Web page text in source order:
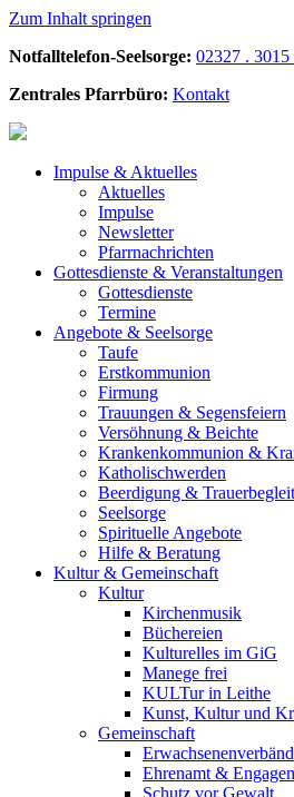
Zum Inhalt springen
Notfalltelefon-Seelsorge: 02327 . 3015
Zentrales Pfarrbüro: Kontakt
Impulse & Aktuelles
Aktuelles
Impulse
Newsletter
Pfarrnachrichten
Gottesdienste & Veranstaltungen
Gottesdienste
Termine
Angebote & Seelsorge
Taufe
Erstkommunion
Firmung
Trauungen & Segensfeiern
Versöhnung & Beichte
Krankenkommunion &
Katholischwerden
Beerdigung &
Seelsorge
Spirituelle Angebote
Hilfe & Beratung
Kultur & Gemeinschaft
Kultur
Kirchenmusik
Büchereien
Kulturelles im GiG
Manege frei
KULTur in Leithe
Kunst, Kultur und
Gemeinschaft
Ehrenamt &
Schutz vor Gewalt